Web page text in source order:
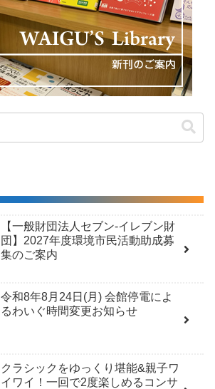
【一般財団法人セブン-イレブン財
団】2027年度環境市民活動助成募
集のご案内
令和8年8月24日(月) 会館停電によ
るわいぐ時間変更お知らせ
クラシックをゆっくり堪能&親子ワ
イワイ！一回で2度楽しめるコンサ